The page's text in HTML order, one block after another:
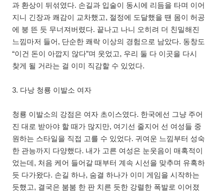
과 환상이 뒤섞였다. 손길과 입술이 동시에 리듬을 타며 이어
지니 긴장과 쾌감이 교차했고, 절정에 도달했을 땐 몸이 허공
에 붕 뜬 듯 무너져버렸다. 끝나고 나니 오히려 더 친밀해진
느낌마저 들어, 단순한 쾌락 이상의 경험으로 남았다. 동창도
“이건 돈이 아깝지 않다”며 웃었고, 우리 둘 다 이곳을 다시
찾게 될 거라는 걸 이미 직감할 수 있었다.
3. 다낭 청룡 이발소 여자
청룡 이발소의 강점은 여자 초이스였다. 한국에선 그냥 주어
진 대로 받아야 할 때가 많지만, 여기선 줄지어 선 여성들 중
원하는 스타일을 직접 고를 수 있었다. 귀여운 느낌부터 성숙
한 관능까지 다양했다. 내가 고른 여성은 눈웃음이 매혹적이
었는데, 처음 케어 들어갈 때부터 계속 시선을 맞추며 유혹하
듯 다가왔다. 손길 하나, 숨결 하나가 이미 게임을 시작하는
듯했고, 결국은 붐붐 한 판 치른 듯한 강렬한 폭발로 이어졌